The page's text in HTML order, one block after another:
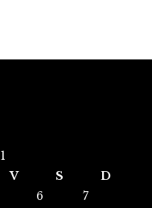
V S
D
6
7